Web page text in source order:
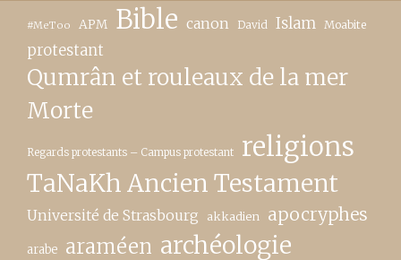
#MeToo APM Bible canon David Islam Moabite
protestant
Qumrân et rouleaux de la mer
Morte
Regards protestants – Campus protestant religions
TaNaKh Ancien Testament
Université de Strasbourg akkadien apocryphes
arabe araméen archéologie